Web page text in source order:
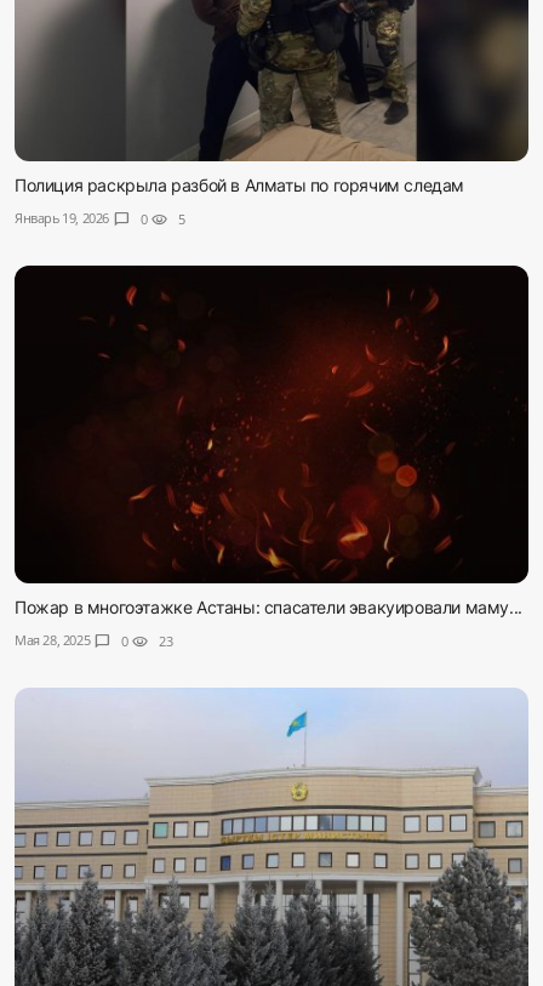
Полиция раскрыла разбой в Алматы по горячим следам
Январь 19, 2026 chat_bubble 0 visibility 5
Пожар в многоэтажке Астаны: спасатели эвакуировали маму...
Мая 28, 2025 chat_bubble 0 visibility 23